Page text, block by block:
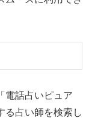
電話占いピュア
る占い師を検索し